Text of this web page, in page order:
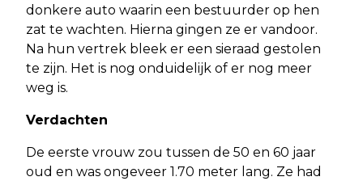
donkere auto waarin een bestuurder op hen
zat te wachten. Hierna gingen ze er vandoor.
Na hun vertrek bleek er een sieraad gestolen
te zijn. Het is nog onduidelijk of er nog meer
weg is.
Verdachten
De eerste vrouw zou tussen de 50 en 60 jaar
oud en was ongeveer 1.70 meter lang. Ze had